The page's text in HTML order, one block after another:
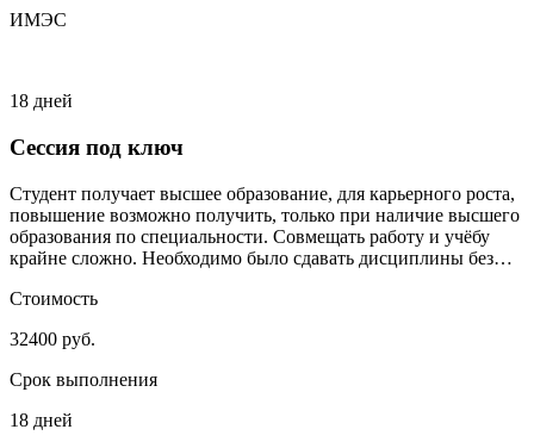
ИМЭС
18 дней
Сессия под ключ
Студент получает высшее образование, для карьерного роста,
повышение возможно получить, только при наличие высшего
образования по специальности. Совмещать работу и учёбу
крайне сложно. Необходимо было сдавать дисциплины без
Стоимость
32400 руб.
Срок выполнения
18 дней